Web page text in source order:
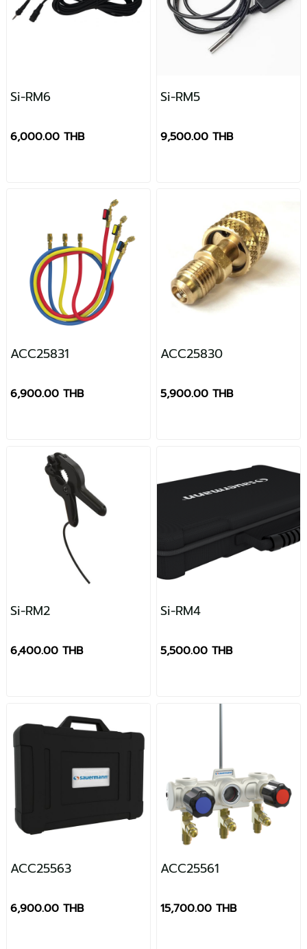
Si-RM6
6,000.00 THB
Si-RM5
9,500.00 THB
ACC25831
6,900.00 THB
ACC25830
5,900.00 THB
Si-RM2
6,400.00 THB
Si-RM4
5,500.00 THB
ACC25563
6,900.00 THB
ACC25561
15,700.00 THB